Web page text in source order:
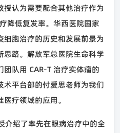
认为需要配合其他治疗作为
降低复发率。华西医院国家
胞治疗的历史和发展前景为
路。解放军总医院生命科学
团队用 CAR-T治疗实体瘤的
平台部的付爱思老师为我们
疗领域的应用。
介绍了率先在眼病治疗中的全